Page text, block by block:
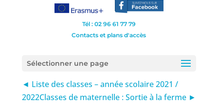
Tél : 02 96 61 77 79
Contacts et plans d'accès
Sélectionner une page
◄ Liste des classes – année scolaire 2021 /
2022Classes de maternelle : Sortie à la ferme ►